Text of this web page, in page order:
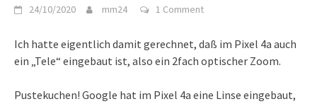
24/10/2020 mm24 1 Comment
Ich hatte eigentlich damit gerechnet, daß im Pixel 4a auch
ein „Tele“ eingebaut ist, also ein 2fach optischer Zoom.
Pustekuchen! Google hat im Pixel 4a eine Linse eingebaut,